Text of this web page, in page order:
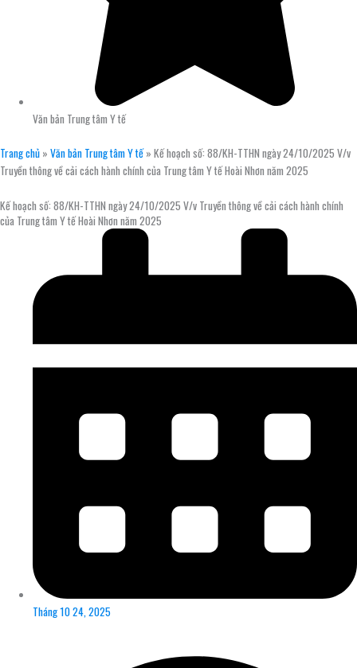
Văn bản Trung tâm Y tế
Trang chủ » Văn bản Trung tâm Y tế» Kế hoạch số: 88/KH-TTHN ngày 24/10/2025 V/v
Truyền thông về cải cách hành chính của Trung tâm Y tế Hoài Nhơn năm 2025
Kế hoạch số: 88/KH-TTHN ngày 24/10/2025 V/v Truyền thông về cải cách hành chính
của Trung tâm Y tế Hoài Nhơn năm 2025
Tháng 10 24, 2025